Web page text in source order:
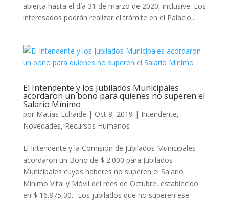
abierta hasta el día 31 de marzo de 2020, inclusive. Los
interesados podrán realizar el trámite en el Palacio...
El Intendente y los Jubilados Municipales
acordaron un bono para quienes no superen el
Salario Mínimo
por Matías Echaide | Oct 8, 2019 | Intendente,
Novedades, Recursos Humanos
El Intendente y la Comisión de Jubilados Municipales
acordaron un Bono de $ 2.000 para Jubilados
Municipales cuyos haberes no superen el Salario
Mínimo Vital y Móvil del mes de Octubre, establecido
en $ 16.875,00.- Los jubilados que no superen ese